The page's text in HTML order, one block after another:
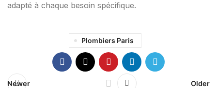
adapté à chaque besoin spécifique.
Plombiers Paris
Newer Older